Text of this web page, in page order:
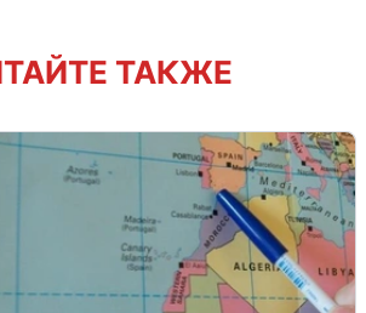
ТАКЖЕ